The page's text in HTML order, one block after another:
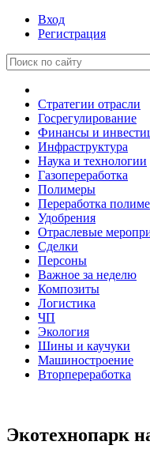
Вход
Регистрация
Стратегии отрасли
Госрегулирование
Финансы и
Инфраструктура
Наука и технологии
Газопереработка
Полимеры
Переработка
Удобрения
Отраслевые
Сделки
Персоны
Важное за неделю
Композиты
Логистика
ЧП
Экология
Шины и каучуки
Машиностроение
Вторпереработка
Экотехнопарк